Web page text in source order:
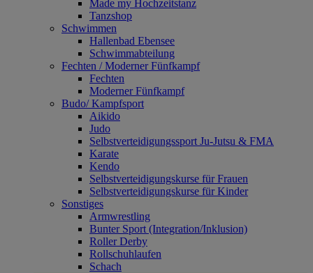
Made my Hochzeitstanz
Tanzshop
Schwimmen
Hallenbad Ebensee
Schwimmabteilung
Fechten / Moderner Fünfkampf
Fechten
Moderner Fünfkampf
Budo/ Kampfsport
Aikido
Judo
Selbstverteidigungssport Ju-Jutsu & FMA
Karate
Kendo
Selbstverteidigungskurse für Frauen
Selbstverteidigungskurse für Kinder
Sonstiges
Armwrestling
Bunter Sport (Integration/Inklusion)
Roller Derby
Rollschuhlaufen
Schach